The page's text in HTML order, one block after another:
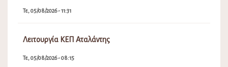
Τε, 05/08/2026 - 11:31
Λειτουργία ΚΕΠ Αταλάντης
Τε, 05/08/2026 - 08:15